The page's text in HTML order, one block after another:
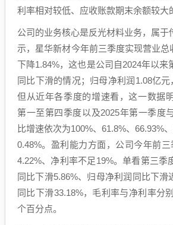
利率相对较低、应收账款期末余额较大
公司的业务核心是反光材料业务，属于
示，星华新材今年前三季度实现营业总
下降1.84%，这也是公司自2024年以来
同比下滑的情况；归母净利润1.08亿元
但从近年各季度的增速看，这一数
第一至第四季度以及2025年第一季度
比增速依次为100%、61.8%、66.93%
0.48%。盈利能力方面，公司今年前
4.22%、净利率不足19%。单看第三季
同比下滑5.86%、归母净利润同比下滑
同比下滑33.18%，毛利率与净利率分
个百分点。